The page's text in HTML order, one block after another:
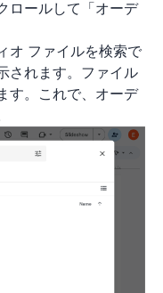
ロールして「オーデ
オ ファイルを検索で
されます。ファイル
す。これで、オーデ